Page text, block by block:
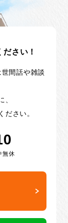
さい！
間話や雑談
、
ださい。
無休